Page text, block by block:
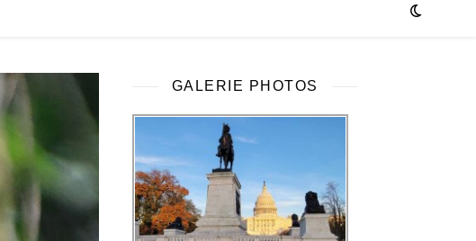
GALERIE PHOTOS